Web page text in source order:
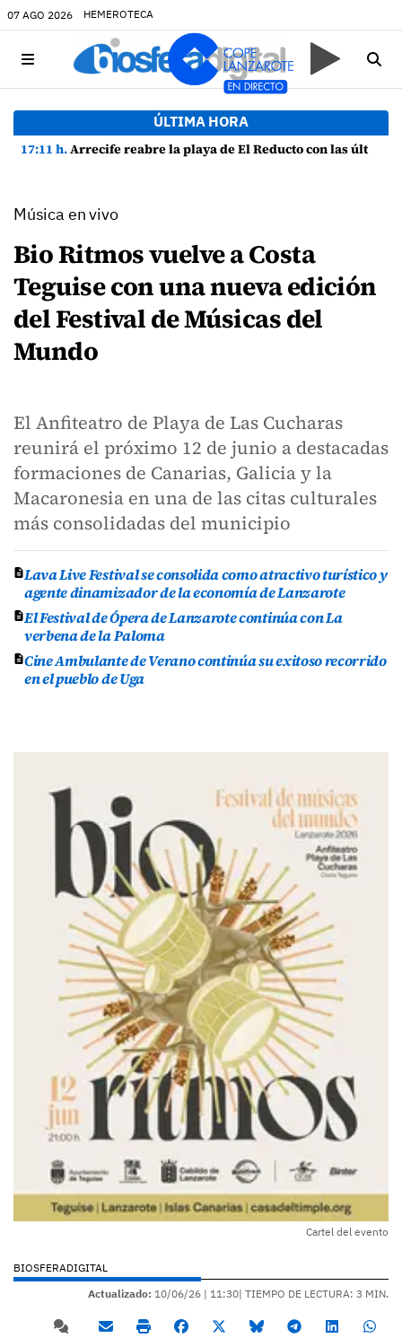
07 AGO 2026 HEMEROTECA
ÚLTIMA HORA
17:11 h.Arrecife reabre la playa de El Reducto con las últimas analíticas mostrando "una buena calidad de las aguas para el baño"
Música en vivo
Bio Ritmos vuelve a Costa
Teguise con una nueva edición
del Festival de Músicas del
Mundo
El Anfiteatro de Playa de Las Cucharas
reunirá el próximo 12 de junio a destacadas
formaciones de Canarias, Galicia y la
Macaronesia en una de las citas culturales
más consolidadas del municipio
Lava Live Festival se consolida como atractivo turístico y
agente dinamizador de la economía de Lanzarote
El Festival de Ópera de Lanzarote continúa con La
verbena de la Paloma
Cine Ambulante de Verano continúa su exitoso recorrido
en el pueblo de Uga
Cartel del evento
BIOSFERADIGITAL
Actualizado: 10/06/26 | 11:30| TIEMPO DE LECTURA: 3 MIN.